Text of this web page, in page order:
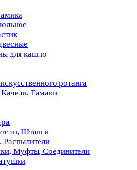
для кашпо
ротанга
Гамаки
Штанги
Распылители
Муфты, Соединители